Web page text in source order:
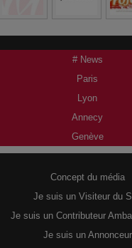
# News
Paris
Lyon
Annecy
Genève
Concept du média
Je suis un Visiteur du
Je suis un Contributeur
Je suis un Annonceur